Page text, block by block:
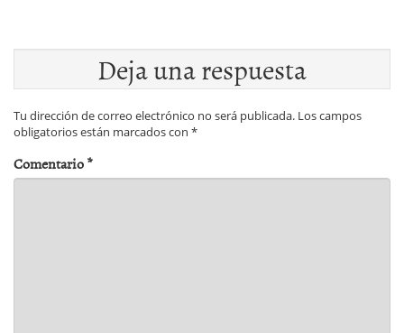
Deja una respuesta
Tu dirección de correo electrónico no será publicada. Los campos
obligatorios están marcados con *
Comentario*